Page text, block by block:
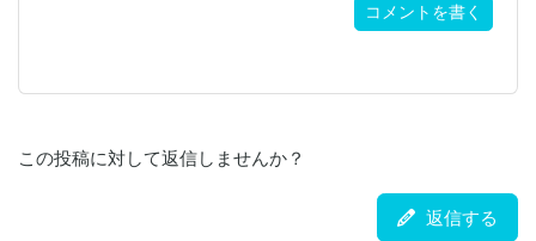
コメントを書く
この投稿に対して返信しませんか？
返信する